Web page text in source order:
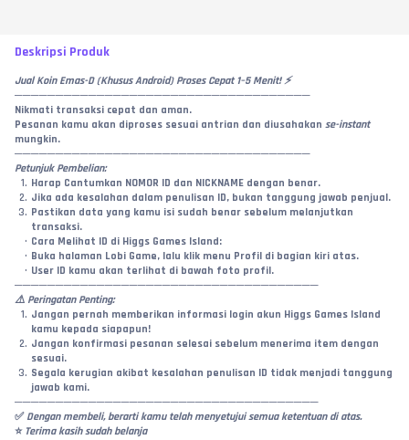
Deskripsi Produk
Jual Koin Emas-D (Khusus Android) Proses Cepat 1–5 Menit! ⚡
────────────────────────────────────
Nikmati transaksi cepat dan aman.
Pesanan kamu akan diproses sesuai antrian dan diusahakan se-instant
mungkin.
────────────────────────────────────
Petunjuk Pembelian:
Harap Cantumkan NOMOR ID dan NICKNAME dengan benar.
Jika ada kesalahan dalam penulisan ID, bukan tanggung jawab penjual.
Pastikan data yang kamu isi sudah benar sebelum melanjutkan
transaksi.
Cara Melihat ID di Higgs Games Island:
Buka halaman Lobi Game, lalu klik menu Profil di bagian kiri atas.
User ID kamu akan terlihat di bawah foto profil.
─────────────────────────────────────
⚠️ Peringatan Penting:
Jangan pernah memberikan informasi login akun Higgs Games Island
kamu kepada siapapun!
Jangan konfirmasi pesanan selesai sebelum menerima item dengan
sesuai.
Segala kerugian akibat kesalahan penulisan ID tidak menjadi tanggung
jawab kami.
─────────────────────────────────────
✅ Dengan membeli, berarti kamu telah menyetujui semua ketentuan di atas.
⭐ Terima kasih sudah belanja